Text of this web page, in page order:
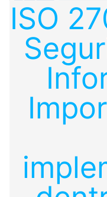
ISO